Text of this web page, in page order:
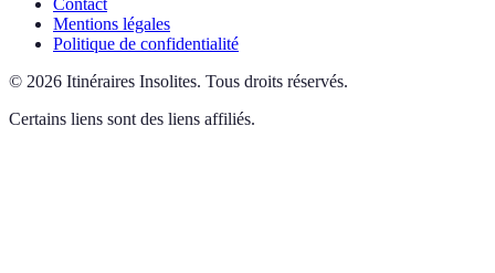
Mentions légales
Politique de confidentialité
© 2026 Itinéraires Insolites. Tous droits réservés.
Certains liens sont des liens affiliés.